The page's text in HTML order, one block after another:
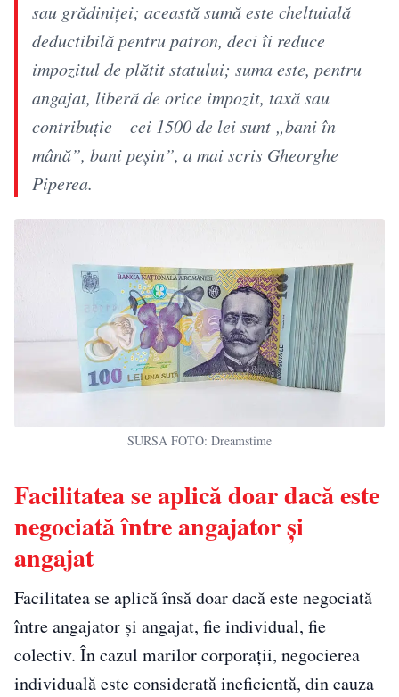
sau grădiniței; această sumă este cheltuială
deductibilă pentru patron, deci îi reduce
impozitul de plătit statului; suma este, pentru
angajat, liberă de orice impozit, taxă sau
contribuție – cei 1500 de lei sunt „bani în
mână”, bani peșin”, a mai scris Gheorghe
Piperea.
SURSA FOTO: Dreamstime
Facilitatea se aplică doar dacă este
negociată între angajator și
angajat
Facilitatea se aplică însă doar dacă este negociată
între angajator și angajat, fie individual, fie
colectiv. În cazul marilor corporații, negocierea
individuală este considerată ineficientă, din cauza